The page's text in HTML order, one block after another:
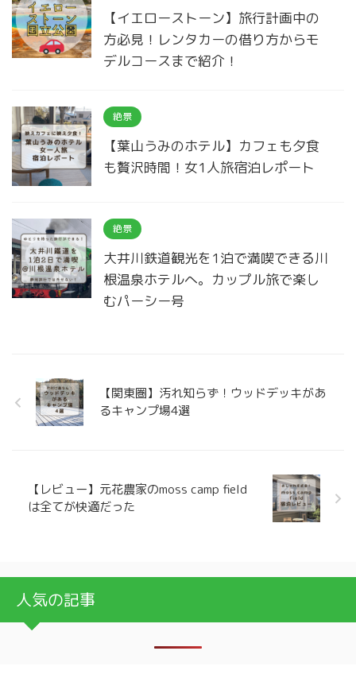
【イエローストーン】旅行計画中の
方必見！レンタカーの借り方からモ
デルコースまで紹介！
絶景
【葉山うみのホテル】カフェも夕食
も贅沢時間！女1人旅宿泊レポート
絶景
大井川鉄道観光を1泊で満喫できる川
根温泉ホテルへ。カップル旅で楽し
むパーシー号
【関東圏】汚れ知らず！ウッドデッキがあ
るキャンプ場4選
【レビュー】元花農家のmoss camp field
は全てが快適だった
人気の記事